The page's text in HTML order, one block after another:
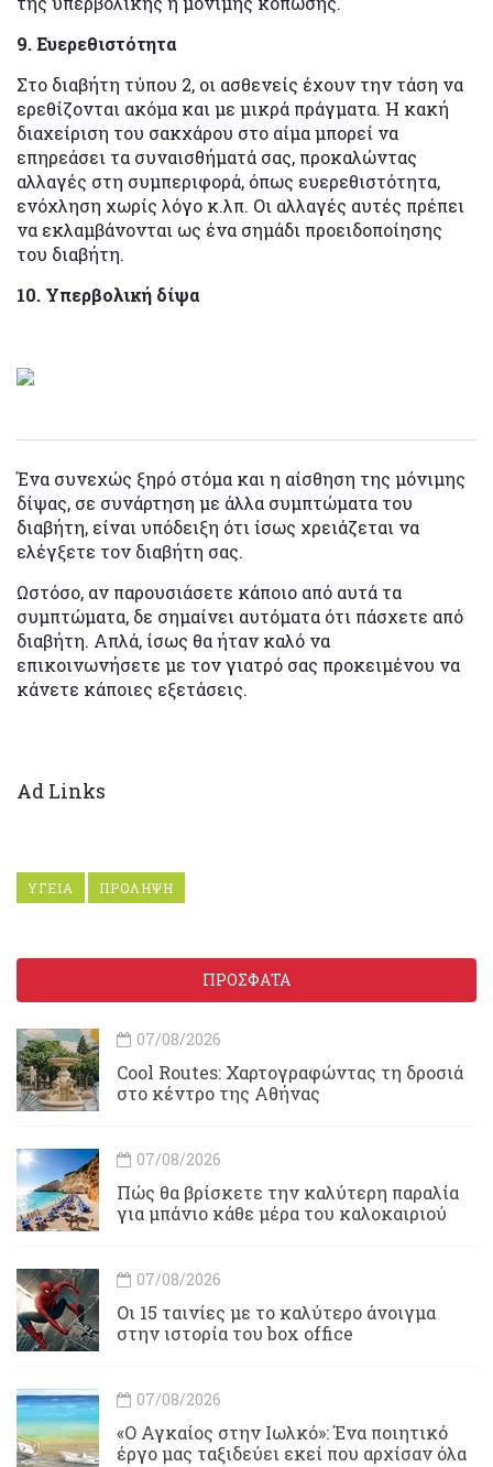
9. Ευερεθιστότητα
Στο διαβήτη τύπου 2, οι ασθενείς έχουν την τάση να
ερεθίζονται ακόμα και με μικρά πράγματα. Η κακή
διαχείριση του σακχάρου στο αίμα μπορεί να
επηρεάσει τα συναισθήματά σας, προκαλώντας
αλλαγές στη συμπεριφορά, όπως ευερεθιστότητα,
ενόχληση χωρίς λόγο κ.λπ. Οι αλλαγές αυτές πρέπει
να εκλαμβάνονται ως ένα σημάδι προειδοποίησης
του διαβήτη.
10. Υπερβολική δίψα
Ένα συνεχώς ξηρό στόμα και η αίσθηση της μόνιμης
δίψας, σε συνάρτηση με άλλα συμπτώματα του
διαβήτη, είναι υπόδειξη ότι ίσως χρειάζεται να
ελέγξετε τον διαβήτη σας.
Ωστόσο, αν παρουσιάσετε κάποιο από αυτά τα
συμπτώματα, δε σημαίνει αυτόματα ότι πάσχετε από
διαβήτη. Απλά, ίσως θα ήταν καλό να
επικοινωνήσετε με τον γιατρό σας προκειμένου να
κάνετε κάποιες εξετάσεις.
Ad Links
ΥΓΕΙΑ ΠΡΟΛΗΨΗ
ΠΡΟΣΦΑΤΑ
07/08/2026
Cool Routes: Χαρτογραφώντας τη δροσιά
στο κέντρο της Αθήνας
07/08/2026
Πώς θα βρίσκετε την καλύτερη παραλία
για μπάνιο κάθε μέρα του καλοκαιριού
07/08/2026
Οι 15 ταινίες με το καλύτερο άνοιγμα
στην ιστορία του box office
07/08/2026
«Ο Αγκαίος στην Ιωλκό»: Ένα ποιητικό
έργο μας ταξιδεύει εκεί που αρχίσαν όλα